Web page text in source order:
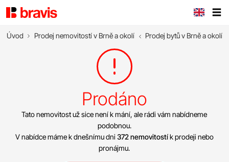
Úvod Prodej nemovitostí v Brně a okolí Prodej bytů v Brně a okolí
Prodáno
Tato nemovitost už sice není k mání, ale rádi vám nabídneme
podobnou.
V nabídce máme k dnešnímu dni 372 nemovitostík prodeji nebo
pronájmu.